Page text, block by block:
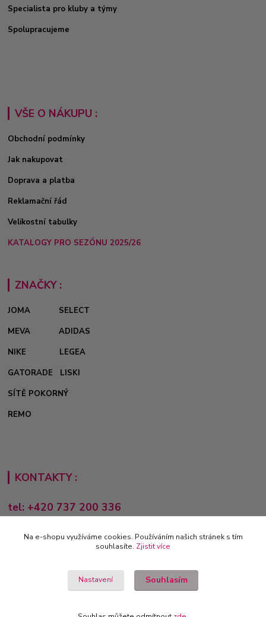
Specialista pro kluby a týmy
Spolupracujeme
VŠE O NÁKUPU :
Obchodní podmínky
Jak nakupovat
Doprava a platba
Reklamační řád
Velikostní tabulky
KATALOGY PRO SEZÓNU 2025/26
ZNAČKY :
JOMA
SELECT
MEVA
ADIDAS
NIKE
LEGEA
GATORADE
LISKI
SÍTĚ POKORNÝ
REMO
KONTAKTY :
tel: +420 737 200 336
Pondělí-Pátek: 8 - 17 hodin
obchod@e-sporting.cz
Na e-shopu využíváme cookies. Používáním našich stránek s tím
souhlasíte. Zjistit více
Nastavení Souhlasím